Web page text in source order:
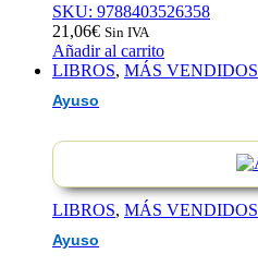
SKU: 9788403526358
21,06€ Sin IVA
Añadir al carrito
LIBROS, MÁS VENDIDOS
Ayuso
LIBROS, MÁS VENDIDOS
Ayuso